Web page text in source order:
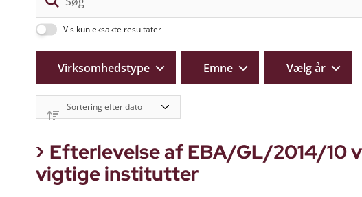
Vis kun eksakte resultater
Virksomhedstype Emne Vælg år
Efterlevelse af EBA/GL/2014/10
vigtige institutter